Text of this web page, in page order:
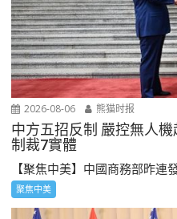
2026-08-06 熊猫时报
中方五招反制 嚴控無人
制裁7實體
【聚焦中美】中國商務部昨連
聚焦中美